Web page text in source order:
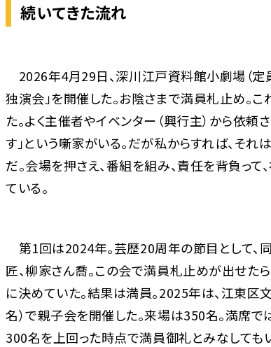
続いてきた流れ
2026年4月29日、深川江戸資料館小劇場（定
独演会」を開催した。お陰さまで満員札止め。
た。よく主催者やイベンター（興行主）から依頼
す」という噺家がいる。だが私からすれば、それは
だ。会場を押さえ、番組を組み、責任を背負って
ている。
第1回は2024年。芸歴20周年の節目として、
匠、柳家さん喬。この会で満員札止めが出せたら
に決めていた。結果は満員。2025年は、江東区
名）で親子会を開催した。来場は350名。満席
300名を上回った時点で満員御礼とみなしても